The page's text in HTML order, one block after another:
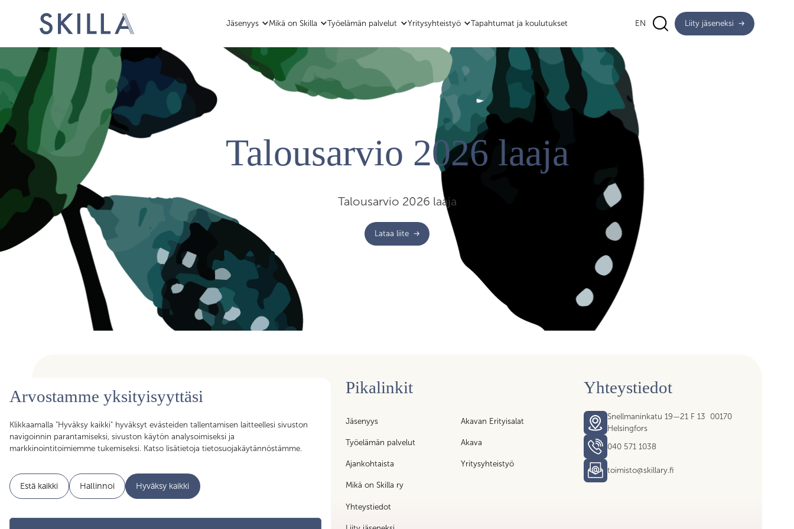
Jäsenyys Mikä on Skilla Työelämän palvelut Yritysyhteistyö Tapahtumat ja koulutukset EN Liity jäseneksi
Talousarvio 2026 laaja
Talousarvio 2026 laaja
Lataa liite
Arvostamme yksityisyyttäsi
Klikkaamalla "Hyväksy kaikki" hyväksyt evästeiden tallentamisen laitteellesi sivuston
navigoinnin parantamiseksi, sivuston käytön analysoimiseksi ja
markkinointitoimiemme tukemiseksi. Katso lisätietoja tietosuojakäytännöstämme.
Estä kaikki Hallinnoi Hyväksy kaikki
asiantuntijat, assistentit, koordinaattorit, esihenkilöt ja päälliköt – kaikki
sujuvan arjen mahdollistajat. Liittymällä Skillan jäseneksi saat
Akavan Erityisalojen liiton palvelut käyttöösi. Liity Skillaan, liity liittoon!
Pikalinkit
Jäsenyys
Työelämän palvelut
Ajankohtaista
Mikä on Skilla ry
Yhteystiedot
Akavan Erityisalat
Akava
Yritysyhteistyö
Yhteystiedot
Snellmaninkatu 19—21 F 13 00170
Helsingfors
040 571 1038
toimisto@skillary.fi